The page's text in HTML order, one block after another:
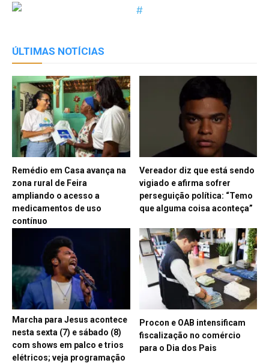
ÚLTIMAS NOTÍCIAS
Remédio em Casa avança na
zona rural de Feira
ampliando o acesso a
medicamentos de uso
contínuo
Vereador diz que está sendo
vigiado e afirma sofrer
perseguição política: “Temo
que alguma coisa aconteça”
Marcha para Jesus acontece
nesta sexta (7) e sábado (8)
com shows em palco e trios
elétricos; veja programação
Procon e OAB intensificam
fiscalização no comércio
para o Dia dos Pais